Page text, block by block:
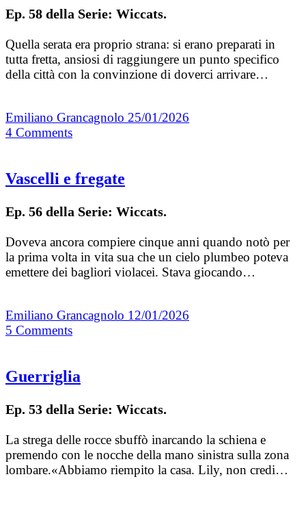
Ep. 58 della Serie: Wiccats.
Quella serata era proprio strana: si erano preparati in
tutta fretta, ansiosi di raggiungere un punto specifico
della città con la convinzione di doverci arrivare…
Emiliano Grancagnolo 25/01/2026
4 Comments
Vascelli e fregate
Ep. 56 della Serie: Wiccats.
Doveva ancora compiere cinque anni quando notò per
la prima volta in vita sua che un cielo plumbeo poteva
emettere dei bagliori violacei. Stava giocando…
Emiliano Grancagnolo 12/01/2026
5 Comments
Guerriglia
Ep. 53 della Serie: Wiccats.
La strega delle rocce sbuffò inarcando la schiena e
premendo con le nocche della mano sinistra sulla zona
lombare.«Abbiamo riempito la casa. Lily, non credi…